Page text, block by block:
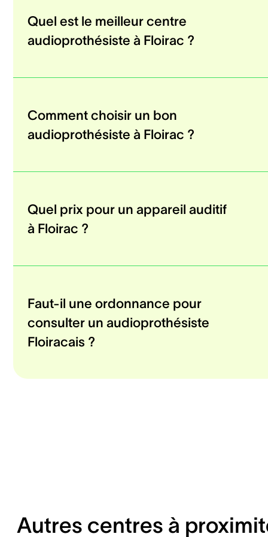
Quel est le meilleur centre
audioprothésiste à Floirac ?
Comment choisir un bon
audioprothésiste à Floirac ?
Quel prix pour un appareil auditif
à Floirac ?
Faut-il une ordonnance pour
consulter un audioprothésiste
Floiracais ?
Autres centres à